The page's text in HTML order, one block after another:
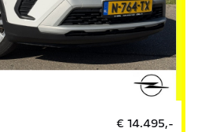
€ 14.495,-